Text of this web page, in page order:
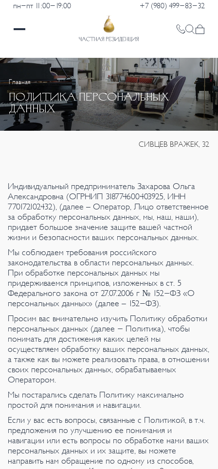
пн-пт 11:00-19:00 +7 (980) 499-83-32
Главная
ПОЛИТИКА ПЕРСОНАЛЬНЫХ
ДАННЫХ
СИВЦЕВ ВРАЖЕК, 32
Индивидуальный предприниматель Захарова Ольга
Александровна (ОГРНИП 318774600403925, ИНН
770172102432), (далее – Оператор, Лицо ответственное
за обработку персональных данных, мы, наш, наши),
придает большое значение защите вашей частной
жизни и безопасности ваших персональных данных.
Мы соблюдаем требования российского
законодательства в области персональных данных.
При обработке персональных данных мы
придерживаемся принципов, изложенных в ст. 5
Федерального закона от 27.07.2006 г № 152-ФЗ «О
персональных данных» (далее – 152-ФЗ).
Просим вас внимательно изучить Политику обработки
персональных данных (далее - Политика), чтобы
понимать для достижения каких целей мы
осуществляем обработку ваших персональных данных,
а также как вы можете реализовать права, в отношении
своих персональных данных, обрабатываемых
Оператором.
Мы постарались сделать Политику максимально
простой для понимания и навигации.
Если у вас есть вопросы, связанные с Политикой, в т.ч.
предложения по улучшению ее понимания и
навигации или есть вопросы по обработке нами ваших
персональных данных и их защите, вы можете
направить нам обращение по одному из способов,